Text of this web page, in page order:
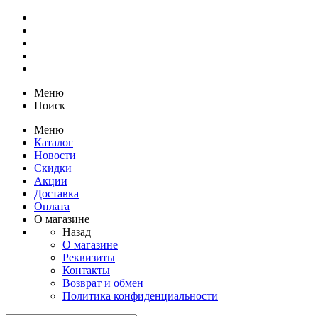
Меню
Поиск
Меню
Каталог
Новости
Скидки
Акции
Доставка
Оплата
О магазине
Назад
О магазине
Реквизиты
Контакты
Возврат и обмен
Политика конфиденциальности